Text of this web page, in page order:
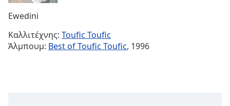
Duration-:-
Loaded:
0.00%
Stream
TypeLIVE
Ewedini
Καλλιτέχνης: Toufic Toufic
Άλμπουμ: Best of Toufic Toufic, 1996